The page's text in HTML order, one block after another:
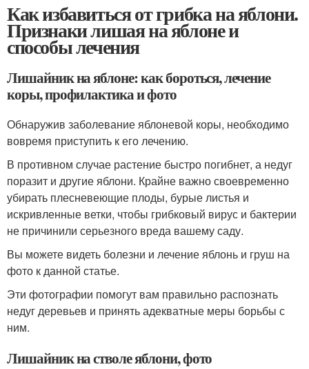
Как избавиться от грибка на яблони.
Признаки лишая на яблоне и
способы лечения
Лишайник на яблоне: как бороться, лечение
коры, профилактика и фото
Обнаружив заболевание яблоневой коры, необходимо
вовремя приступить к его лечению.
В противном случае растение быстро погибнет, а недуг
поразит и другие яблони. Крайне важно своевременно
убирать плесневеющие плоды, бурые листья и
искривленные ветки, чтобы грибковый вирус и бактерии
не причинили серьезного вреда вашему саду.
Вы можете видеть болезни и лечение яблонь и груш на
фото к данной статье.
Эти фотографии помогут вам правильно распознать
недуг деревьев и принять адекватные меры борьбы с
ним.
Лишайник на стволе яблони, фото